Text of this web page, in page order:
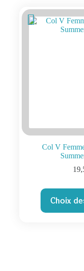
Col V
Choix